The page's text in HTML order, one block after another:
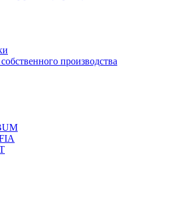
производства